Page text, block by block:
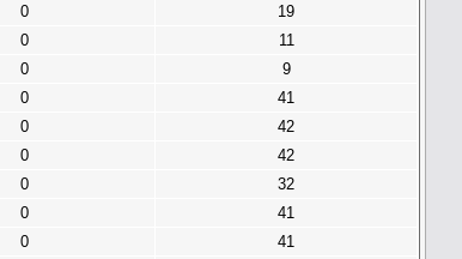
0
19
0
11
0
9
0
41
0
42
0
42
0
32
0
41
0
41